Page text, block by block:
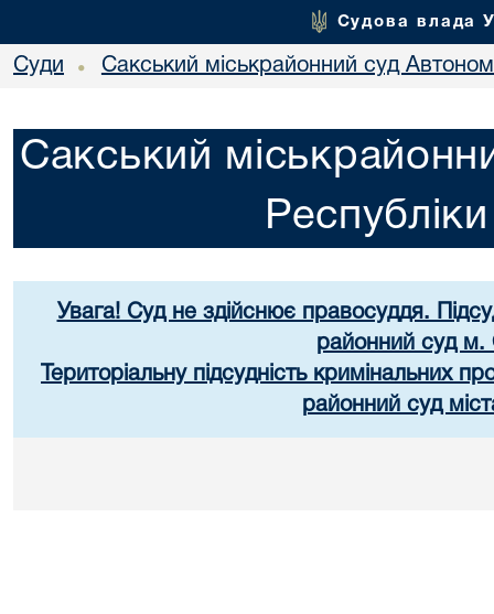
Судова влада
Суди • Сакський міськрайонний суд
Сакський
Увага! Суд не здійснює правосуддя.
районний суд м.
Територіальну підсудність кримінальних
районний суд